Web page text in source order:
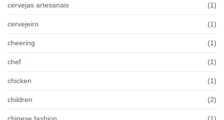
cervejas artesanais (1)
cervejeiro (1)
cheering (1)
chef (1)
chicken (1)
children (2)
chinese fashion (1)